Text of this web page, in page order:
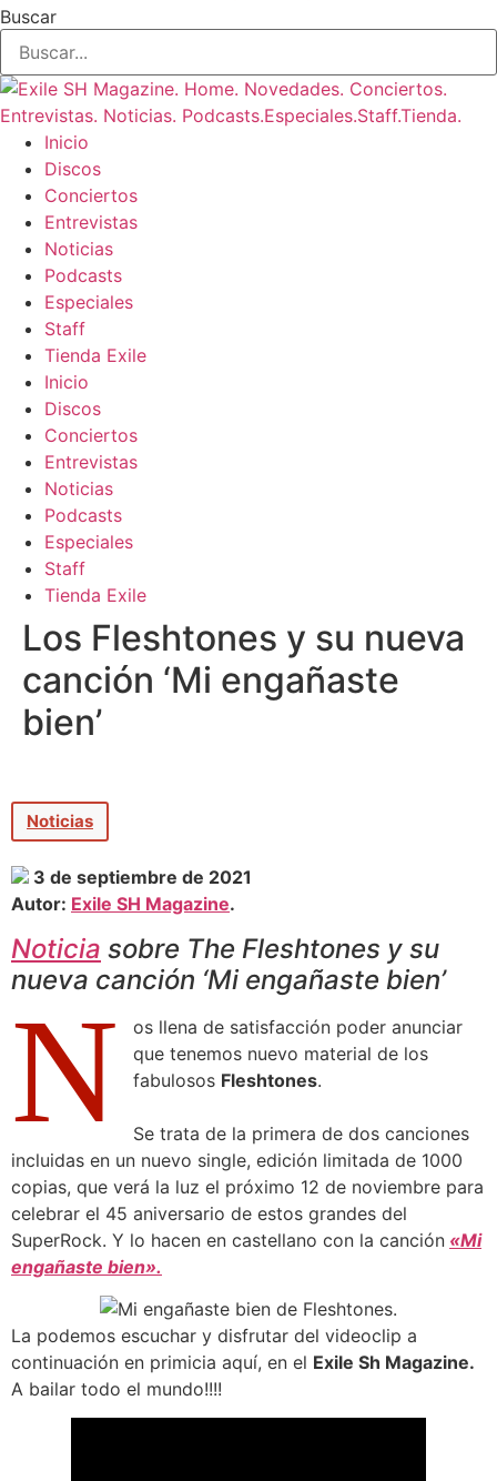
Buscar
Inicio
Discos
Conciertos
Entrevistas
Noticias
Podcasts
Especiales
Staff
Tienda Exile
Inicio
Discos
Conciertos
Entrevistas
Noticias
Podcasts
Especiales
Staff
Tienda Exile
Los Fleshtones y su nueva
canción ‘Mi engañaste
bien’
Noticias
3 de septiembre de 2021
Autor: Exile SH Magazine.
Noticia sobre The Fleshtones y su
nueva canción ‘Mi engañaste bien’
N
os llena de satisfacción poder anunciar
que tenemos nuevo material de los
fabulosos Fleshtones.
Se trata de la primera de dos canciones
incluidas en un nuevo single, edición limitada de 1000
copias, que verá la luz el próximo 12 de noviembre para
celebrar el 45 aniversario de estos grandes del
SuperRock. Y lo hacen en castellano con la canción «Mi
engañaste bien».
La podemos escuchar y disfrutar del videoclip a
continuación en primicia aquí, en el Exile Sh Magazine.
A bailar todo el mundo!!!!